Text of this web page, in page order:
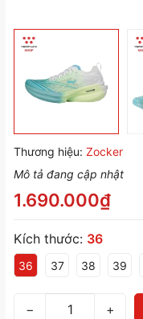
Thương hiệu: Zocker
Mô tả đang cập nhật
1.690.000₫
Kích thước: 36
36 37 38 39
− +